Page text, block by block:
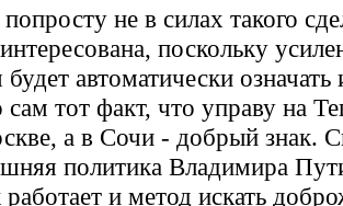
не в силах такого
поскольку
автоматически
тот факт, что управу на
а в Сочи - добрый знак.
политика Владимира
работает и метод искать